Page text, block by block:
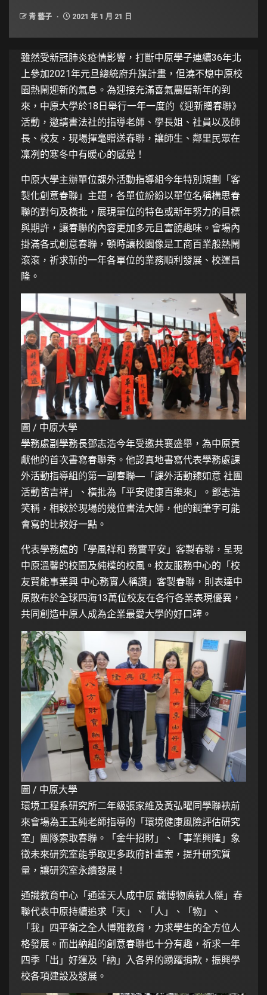
青 藝子 2021 年 1 月 21 日
雖然受新冠肺炎疫情影響，打斷中原學子連續36年北
上參加2021年元旦總統府升旗計畫，但澆不熄中原校
園熱鬧迎新的氣息。為迎接充滿喜氣農曆新年的到
來，中原大學於18日舉行一年一度的《迎新贈春聯》
活動，邀請書法社的指導老師、學長姐、社員以及師
長、校友，現場揮毫贈送春聯，讓師生、鄰里民眾在
凜冽的寒冬中有暖心的感覺！
中原大學主辦單位課外活動指導組今年特別規劃「客
製化創意春聯」主題，各單位紛紛以單位名稱構思春
聯的對句及橫批，展現單位的特色或新年努力的目標
與期許，讓春聯的內容更加多元且富饒趣味。會場內
掛滿各式創意春聯，頓時讓校園像是工商百業般熱鬧
滾滾，祈求新的一年各單位的業務順利發展、校運昌
隆。
圖 / 中原大學
學務處副學務長鄧志浩今年受邀共襄盛舉，為中原貢
獻他的首次書寫春聯秀。他認真地書寫代表學務處課
外活動指導組的第一副春聯―「課外活動臻如意 社團
活動皆吉祥」、橫批為「平安健康百樂來」。鄧志浩
笑稱，相較於現場的幾位書法大師，他的鋼筆字可能
會寫的比較好一點。
代表學務處的「學風祥和 務實平安」客製春聯，呈現
中原溫馨的校園及純樸的校風。校友服務中心的「校
友賢能事業興 中心務實人稱讚」客製春聯，則表達中
原散布於全球四海13萬位校友在各行各業表現優異，
共同創造中原人成為企業最愛大學的好口碑。
圖 / 中原大學
環境工程系研究所二年級張家維及黃弘曜同學聯袂前
來會場為王玉純老師指導的「環境健康風險評估研究
室」團隊索取春聯。「金牛招財」、「事業興隆」象
徵未來研究室能爭取更多政府計畫案，提升研究質
量，讓研究室永續發展！
通識教育中心「通達天人成中原 識博物廣就人傑」春
聯代表中原持續追求「天」、「人」、「物」、
「我」四平衡之全人博雅教育，力求學生的全方位人
格發展。而出納組的創意春聯也十分有趣，祈求一年
四季「出」好運及「納」入各界的踴躍捐款，振興學
校各項建設及發展。